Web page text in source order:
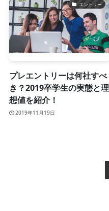
エントリー
プレエントリーは何社すべ
き？2019卒学生の実態と理
想値を紹介！
2019年11月19日